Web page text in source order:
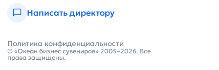
Написать директору
© «Океан бизнес сувениров» 2005–2026. Все
права защищены.
Политика конфиденциальности